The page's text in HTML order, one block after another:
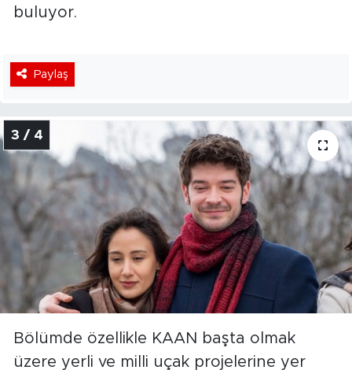
buluyor.
Paylaş
3 / 4
Bölümde özellikle KAAN başta olmak
üzere yerli ve milli uçak projelerine yer